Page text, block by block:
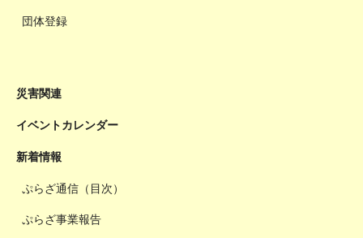
団体登録
災害関連
イベントカレンダー
新着情報
ぷらざ通信（目次）
ぷらざ事業報告